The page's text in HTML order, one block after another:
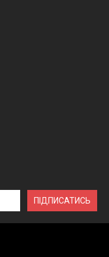
ПІДПИСАТИСЬ